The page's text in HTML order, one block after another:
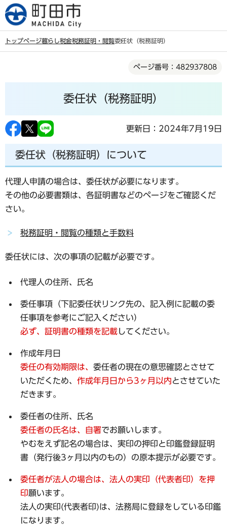
こ
の
す
トップページ暮らし税金税務証明・閲覧委任状（税務証明）
ら
ページ番号：482937808
委任状（税務証明）
更新日：2024年7月19日
委任状（税務証明）について
代理人申請の場合は、委任状が必要になります。
その他の必要書類は、各証明書などのページをご確認くだ
さい。
税務証明・閲覧の種類と手数料
委任状には、次の事項の記載が必要です。
代理人の住所、氏名
委任事項（下記委任状リンク先の、記入例に記載の委
任事項を参考にご記入ください）
必ず、証明書の種類を記載してください。
作成年月日
委任の有効期限は、委任者の現在の意思確認とさせて
いただくため、作成年月日から3ヶ月以内とさせていた
だきます。
委任者の住所、氏名
委任者の氏名は、自署でお願いします。
やむをえず記名の場合は、実印の押印と印鑑登録証明
書（発行後3ヶ月以内のもの）の原本提示が必要です。
委任者が法人の場合は、法人の実印（代表者印）を押
印願います。
法人の実印(代表者印)は、法務局に登録をしている印鑑
になります。